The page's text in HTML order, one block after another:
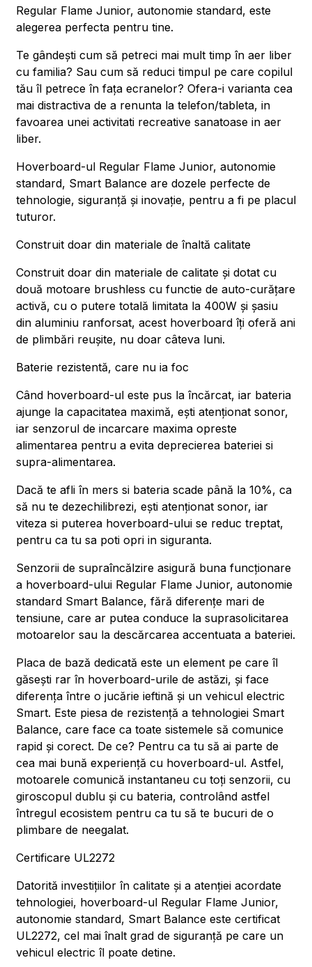
Regular Flame Junior, autonomie standard, este
alegerea perfecta pentru tine.
Te gândești cum să petreci mai mult timp în aer liber
cu familia? Sau cum să reduci timpul pe care copilul
tău îl petrece în fața ecranelor? Ofera-i varianta cea
mai distractiva de a renunta la telefon/tableta, in
favoarea unei activitati recreative sanatoase in aer
liber.
Hoverboard-ul Regular Flame Junior, autonomie
standard, Smart Balance are dozele perfecte de
tehnologie, siguranță și inovație, pentru a fi pe placul
tuturor.
Construit doar din materiale de înaltă calitate
Construit doar din materiale de calitate și dotat cu
două motoare brushless cu functie de auto-curățare
activă, cu o putere totală limitata la 400W și șasiu
din aluminiu ranforsat, acest hoverboard îți oferă ani
de plimbări reușite, nu doar câteva luni.
Baterie rezistentă, care nu ia foc
Când hoverboard-ul este pus la încărcat, iar bateria
ajunge la capacitatea maximă, ești atenționat sonor,
iar senzorul de incarcare maxima opreste
alimentarea pentru a evita deprecierea bateriei si
supra-alimentarea.
Dacă te afli în mers si bateria scade până la 10%, ca
să nu te dezechilibrezi, ești atenționat sonor, iar
viteza si puterea hoverboard-ului se reduc treptat,
pentru ca tu sa poti opri in siguranta.
Senzorii de supraîncălzire asigură buna funcționare
a hoverboard-ului Regular Flame Junior, autonomie
standard Smart Balance, fără diferențe mari de
tensiune, care ar putea conduce la suprasolicitarea
motoarelor sau la descărcarea accentuata a bateriei.
Placa de bază dedicată este un element pe care îl
găsești rar în hoverboard-urile de astăzi, și face
diferența între o jucărie ieftină și un vehicul electric
Smart. Este piesa de rezistență a tehnologiei Smart
Balance, care face ca toate sistemele să comunice
rapid și corect. De ce? Pentru ca tu să ai parte de
cea mai bună experiență cu hoverboard-ul. Astfel,
motoarele comunică instantaneu cu toți senzorii, cu
giroscopul dublu și cu bateria, controlând astfel
întregul ecosistem pentru ca tu să te bucuri de o
plimbare de neegalat.
Certificare UL2272
Datorită investițiilor în calitate și a atenției acordate
tehnologiei, hoverboard-ul Regular Flame Junior,
autonomie standard, Smart Balance este certificat
UL2272, cel mai înalt grad de siguranță pe care un
vehicul electric îl poate detine.